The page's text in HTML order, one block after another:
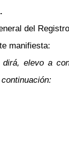
del
manifiesta:
elevo a